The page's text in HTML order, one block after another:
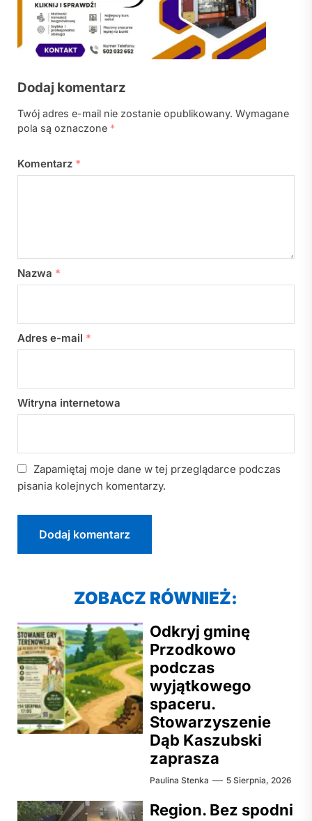
Dodaj komentarz
Twój adres e-mail nie zostanie opublikowany. Wymagane
pola są oznaczone *
Komentarz *
Nazwa *
Adres e-mail *
Witryna internetowa
Zapamiętaj moje dane w tej przeglądarce podczas
pisania kolejnych komentarzy.
ZOBACZ RÓWNIEŻ:
Odkryj gminę
Przodkowo
podczas
wyjątkowego
spaceru.
Stowarzyszenie
Dąb Kaszubski
zaprasza
Paulina Stenka 5 Sierpnia, 2026
Region. Bez spodni